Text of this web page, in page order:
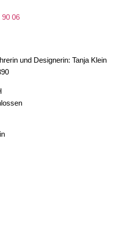
90 06
und Designerin: Tanja Klein